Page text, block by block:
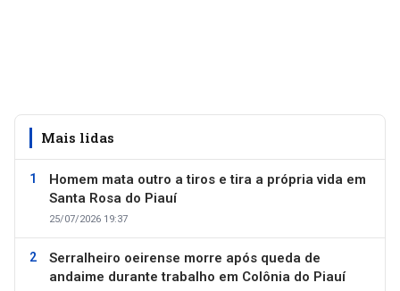
Mais lidas
Homem mata outro a tiros e tira a própria vida em
Santa Rosa do Piauí
25/07/2026 19:37
Serralheiro oeirense morre após queda de
andaime durante trabalho em Colônia do Piauí